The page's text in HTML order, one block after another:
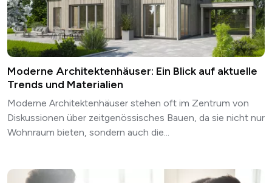
Moderne Architektenhäuser: Ein Blick auf aktuelle
Trends und Materialien
Moderne Architektenhäuser stehen oft im Zentrum von
Diskussionen über zeitgenössisches Bauen, da sie nicht nur
Wohnraum bieten, sondern auch die...